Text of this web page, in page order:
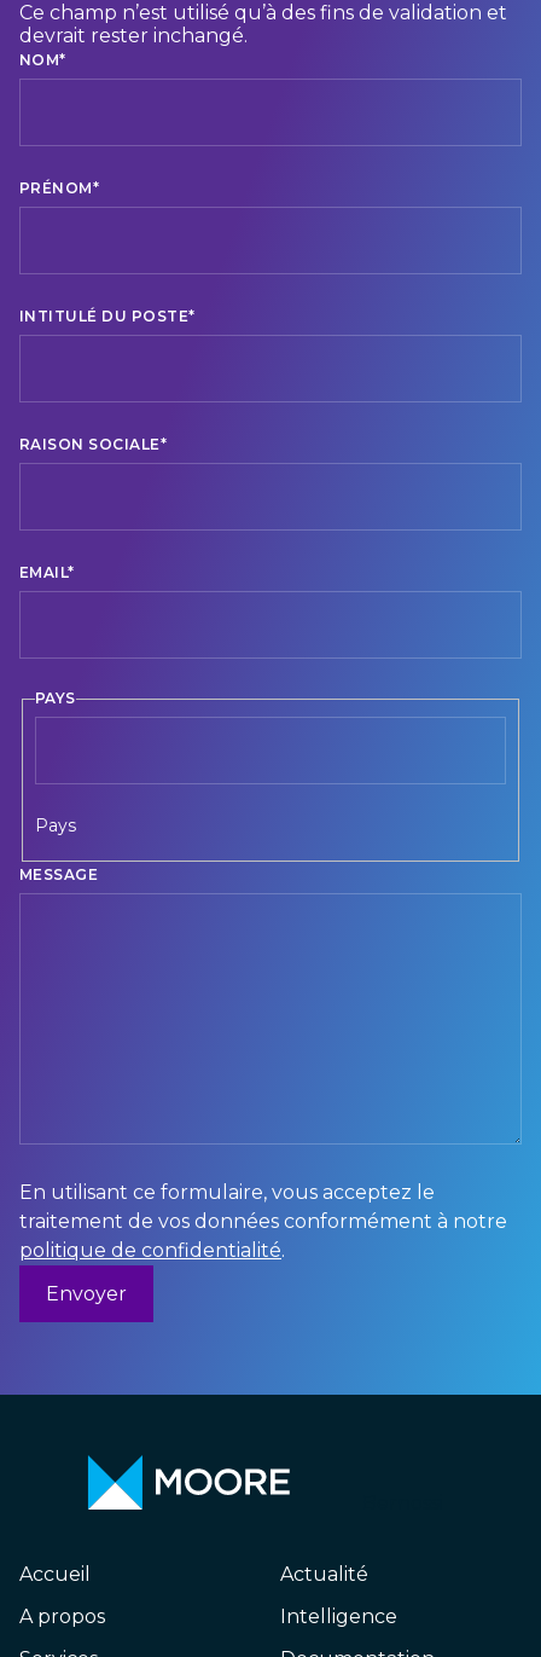
Ce champ n’est utilisé qu’à des fins de validation et
devrait rester inchangé.
NOM*
PRÉNOM*
INTITULÉ DU POSTE*
RAISON SOCIALE*
EMAIL*
PAYS
Pays
MESSAGE
En utilisant ce formulaire, vous acceptez le
traitement de vos données conformément à notre
politique de confidentialité.
Accueil
A propos
Actualité
Intelligence